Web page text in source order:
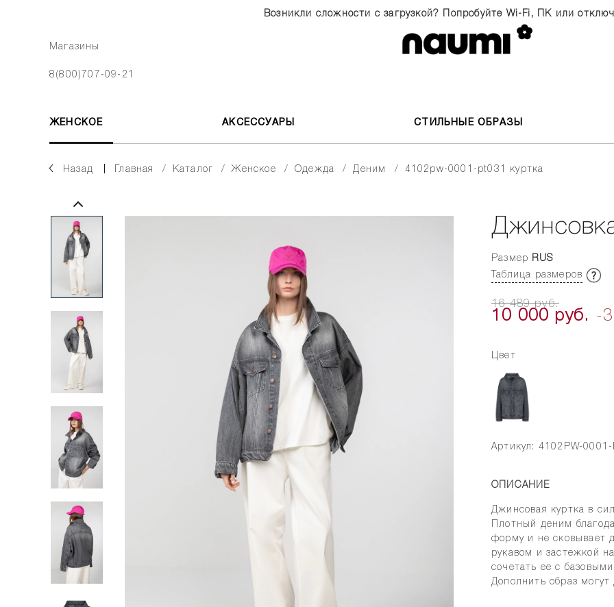
Возникли сложности с загрузкой? Попробуйте Wi-Fi, ПК или
Магазины
8(800)707-09-21
ЖЕНСКОЕ АКСЕССУАРЫ СТИЛЬНЫЕ ОБРАЗЫ
Назад главная каталог женское одежда деним 4102pw-0001-pt031 куртка
Размер
RUS
Таблица размеров
16 489 руб.
10 000 руб. -
Цвет
Артикул: 4102PW-0001-
ОПИСАНИЕ
Джинсовая куртка в
Плотный деним
форму и не сковывает
рукавом и застежкой
сочетать ее с
Дополнить образ